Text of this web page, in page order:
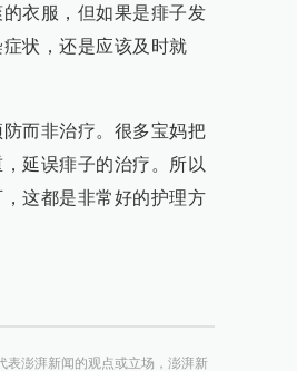
衣服，但如果是痱子发
状，还是应该及时就
而非治疗。很多宝妈把
延误痱子的治疗。所以
这都是非常好的护理方
表澎湃新闻的观点或立场，澎湃新